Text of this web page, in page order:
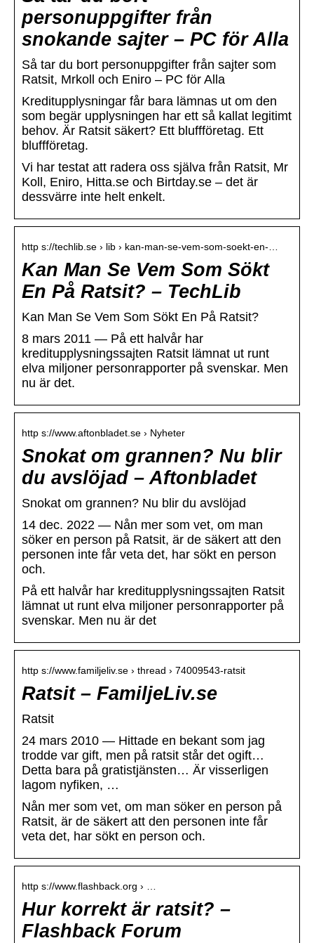
personuppgifter från
snokande sajter – PC för Alla
Så tar du bort personuppgifter från sajter som
Ratsit, Mrkoll och Eniro – PC för Alla
Kreditupplysningar får bara lämnas ut om den
som begär upplysningen har ett så kallat legitimt
behov. Är Ratsit säkert? Ett bluffföretag. Ett
bluffföretag.
Vi har testat att radera oss själva från Ratsit, Mr
Koll, Eniro, Hitta.se och Birtday.se – det är
dessvärre inte helt enkelt.
http s://techlib.se › lib › kan-man-se-vem-som-soekt-en-…
Kan Man Se Vem Som Sökt
En På Ratsit? – TechLib
Kan Man Se Vem Som Sökt En På Ratsit?
8 mars 2011 — På ett halvår har
kreditupplysningssajten Ratsit lämnat ut runt
elva miljoner personrapporter på svenskar. Men
nu är det.
http s://www.aftonbladet.se › Nyheter
Snokat om grannen? Nu blir
du avslöjad – Aftonbladet
Snokat om grannen? Nu blir du avslöjad
14 dec. 2022 — Nån mer som vet, om man
söker en person på Ratsit, är de säkert att den
personen inte får veta det, har sökt en person
och.
På ett halvår har kreditupplysningssajten Ratsit
lämnat ut runt elva miljoner personrapporter på
svenskar. Men nu är det
http s://www.familjeliv.se › thread › 74009543-ratsit
Ratsit – FamiljeLiv.se
Ratsit
24 mars 2010 — Hittade en bekant som jag
trodde var gift, men på ratsit står det ogift…
Detta bara på gratistjänsten… Är visserligen
lagom nyfiken, …
Nån mer som vet, om man söker en person på
Ratsit, är de säkert att den personen inte får
veta det, har sökt en person och.
http s://www.flashback.org › …
Hur korrekt är ratsit? –
Flashback Forum